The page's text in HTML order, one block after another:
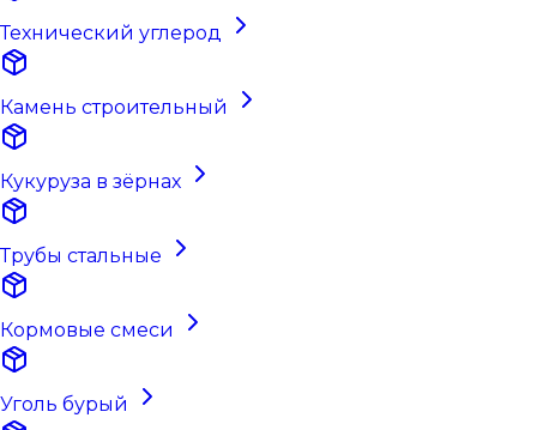
Технический углерод
Камень строительный
Кукуруза в зёрнах
Трубы стальные
Кормовые смеси
Уголь бурый